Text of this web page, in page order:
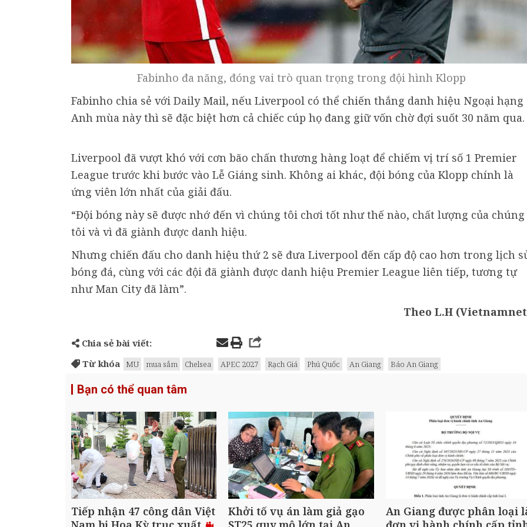
Fabinho đa năng, đóng vai trò quan trọng trong đội hình Klopp
Fabinho chia sẻ với Daily Mail, nếu Liverpool có thể chiến thắng danh hiệu Ngoại hạng
Anh mùa này thì sẽ đặc biệt hơn cả chiếc cúp họ đang giữ vốn chờ đợi suốt 30 năm qua.
Liverpool đã vượt khó với cơn bão chấn thương hàng loạt để chiếm vị trí số 1 Premier
League trước khi bước vào Lễ Giáng sinh. Không ai khác, đội bóng của Klopp chính là
ứng viên lớn nhất của giải đấu.
“Đội bóng này sẽ được nhớ đến vì chúng tôi chơi tốt như thế nào, chất lượng của chúng
tôi và vì đã giành được danh hiệu.
Nhưng chiến đấu cho danh hiệu thứ 2 sẽ đưa Liverpool đến cấp độ cao hơn trong lịch
bóng đá, cùng với các đội đã giành được danh hiệu Premier League liên tiếp, tương tự
như Man City đã làm”.
Theo L.H
Chia sẻ bài viết:
Từ khóa
MU mua sắm Chelsea APEC 2027 Rạch Giá Phú Quốc An Giang Báo An Giang
Bạn có thể quan tâm
Tiếp nhận 47 công dân Việt
Khởi tố vụ án làm giả gạo
An Giang được phân loại